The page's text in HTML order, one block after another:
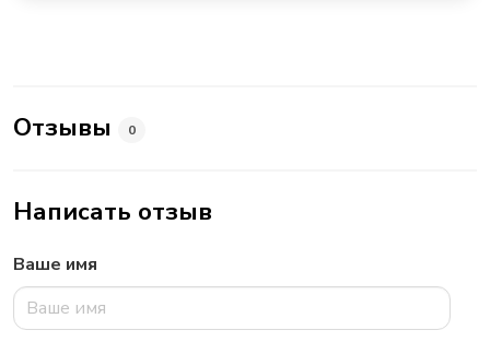
Отзывы 0
Написать отзыв
Ваше имя